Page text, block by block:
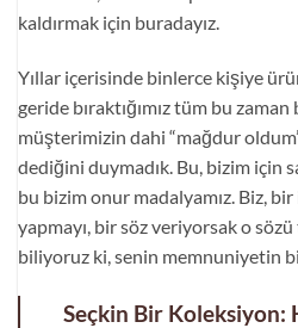
kaldırmak için buradayız.
Yıllar içerisinde binlerce kişiye
geride bıraktığımız tüm bu
müşterimizin dahi “mağdur
dediğini duymadık. Bu, bizim için
bu bizim onur madalyamız. Biz,
yapmayı, bir söz veriyorsak o
biliyoruz ki, senin memnuniyetin
Seçkin Bir Koleksiyon: